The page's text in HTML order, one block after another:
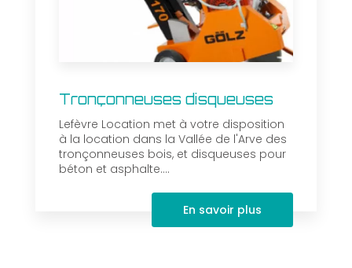
Tronçonneuses disqueuses
Lefèvre Location met à votre disposition
à la location dans la Vallée de l'Arve des
tronçonneuses bois, et disqueuses pour
béton et asphalte....
En savoir plus